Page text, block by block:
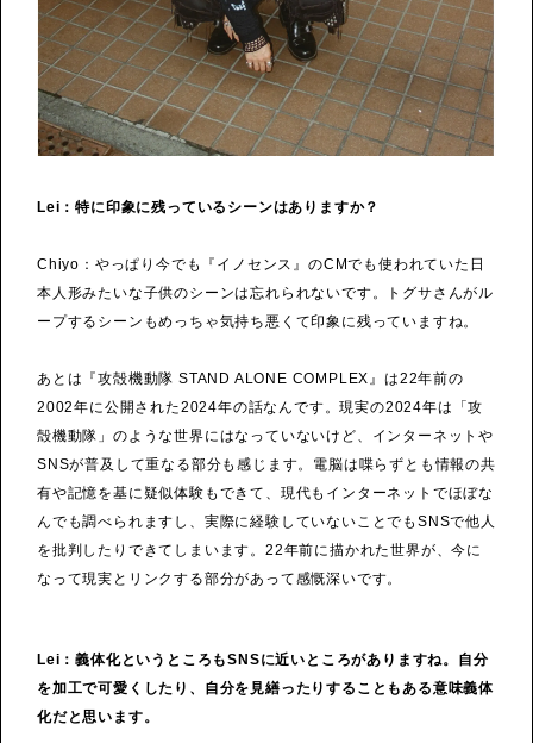
Lei：特に印象に残っているシーンはありますか？
Chiyo：やっぱり今でも『イノセンス』のCMでも使われていた日
本人形みたいな子供のシーンは忘れられないです。トグサさんがル
ープするシーンもめっちゃ気持ち悪くて印象に残っていますね。
あとは『攻殻機動隊 STAND ALONE COMPLEX』は22年前の
2002年に公開された2024年の話なんです。現実の2024年は「攻
殻機動隊」のような世界にはなっていないけど、インターネットや
SNSが普及して重なる部分も感じます。電脳は喋らずとも情報の共
有や記憶を基に疑似体験もできて、現代もインターネットでほぼな
んでも調べられますし、実際に経験していないことでもSNSで他人
を批判したりできてしまいます。22年前に描かれた世界が、今に
なって現実とリンクする部分があって感慨深いです。
Lei：義体化というところもSNSに近いところがありますね。自分
を加工で可愛くしたり、自分を見繕ったりすることもある意味義体
化だと思います。